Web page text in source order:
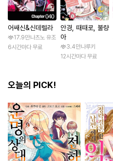
어쌔신&신데렐라
17.9만나츠노 유조
6시간마다 무료
안경, 때때로, 불량
아
3.4만나루키
12시간마다 무료
오늘의 PICK!